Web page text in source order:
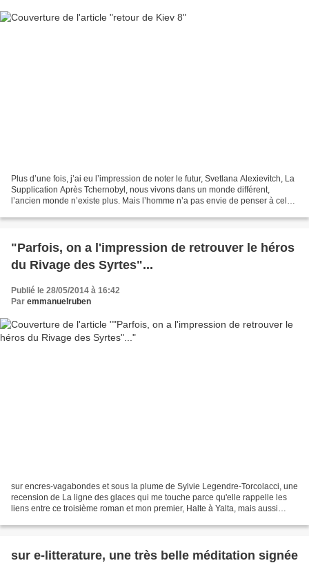
Plus d’une fois, j’ai eu l’impression de noter le futur, Svetlana Alexievitch, La
Supplication Après Tchernobyl, nous vivons dans un monde différent,
l’ancien monde n’existe plus. Mais l’homme n’a pas envie de penser à cela,
"Parfois, on a l'impression de retrouver le héros
du Rivage des Syrtes"...
Publié le 28/05/2014 à 16:42
Par emmanuelruben
sur encres-vagabondes et sous la plume de Sylvie Legendre-Torcolacci, une
recension de La ligne des glaces qui me touche parce qu'elle rappelle les
liens entre ce troisième roman et mon premier, Halte à Yalta, mais aussi
sur e-litterature, une très belle méditation signée